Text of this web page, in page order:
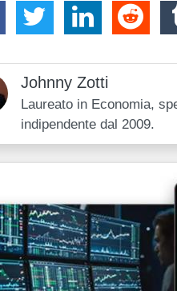
Johnny Zotti
Laureato in Economia,
indipendente dal 2009.